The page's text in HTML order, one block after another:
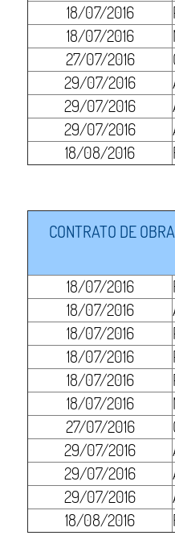
18/07/2016
18/07/2016
27/07/2016
29/07/2016
29/07/2016
29/07/2016
18/08/2016
CONTRATO DE
18/07/2016
18/07/2016
18/07/2016
18/07/2016
18/07/2016
18/07/2016
27/07/2016
29/07/2016
29/07/2016
29/07/2016
18/08/2016